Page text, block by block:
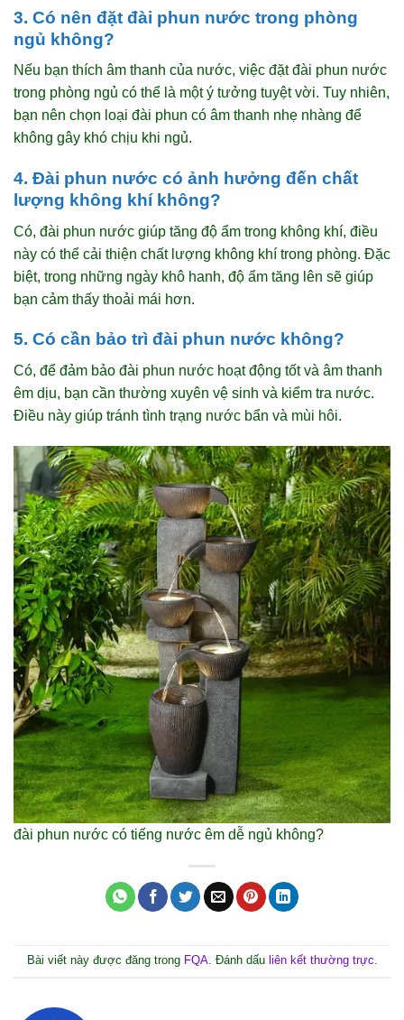
3. Có nên đặt đài phun nước trong phòng
ngủ không?
Nếu bạn thích âm thanh của nước, việc đặt đài phun nước
trong phòng ngủ có thể là một ý tưởng tuyệt vời. Tuy nhiên,
bạn nên chọn loại đài phun có âm thanh nhẹ nhàng để
không gây khó chịu khi ngủ.
4. Đài phun nước có ảnh hưởng đến chất
lượng không khí không?
Có, đài phun nước giúp tăng độ ẩm trong không khí, điều
này có thể cải thiện chất lượng không khí trong phòng. Đặc
biệt, trong những ngày khô hanh, độ ẩm tăng lên sẽ giúp
bạn cảm thấy thoải mái hơn.
5. Có cần bảo trì đài phun nước không?
Có, để đảm bảo đài phun nước hoạt động tốt và âm thanh
êm dịu, bạn cần thường xuyên vệ sinh và kiểm tra nước.
Điều này giúp tránh tình trạng nước bẩn và mùi hôi.
đài phun nước có tiếng nước êm dễ ngủ không?
Bài viết này được đăng trong FQA. Đánh dấu liên kết thường trực.